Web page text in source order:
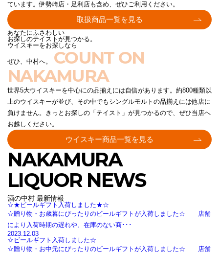
ています。伊勢崎店・足利店も含め、ぜひご利用ください。
取扱商品一覧を見る
あなたにふさわしい
お探しのテイストが見つかる。
ウイスキーをお探しなら
ぜひ、中村へ。 COUNT ON
NAKAMURA
世界5大ウイスキーを中心にの品揃えには自信があります。約800種類以
上のウイスキーが並び、その中でもシングルモルトの品揃えには他店に
負けません。きっとお探しの「テイスト」が見つかるので、ぜひ当店へ
お越しください。
ウイスキー商品一覧を見る
NAKAMURA
LIQUOR NEWS
酒の中村 最新情報
☆★ビールギフト入荷しました★☆
☆贈り物・お歳暮にぴったりのビールギフトが入荷しました☆ 店舗
により入荷時期の遅れや、在庫のない商･･･
2023.12.03
☆ビールギフト入荷しました☆
☆贈り物・お中元にぴったりのビールギフトが入荷しました☆ 店舗